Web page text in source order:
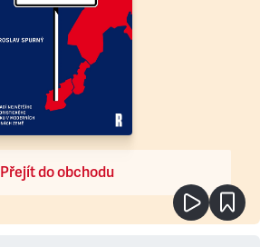
Přejít do obchodu